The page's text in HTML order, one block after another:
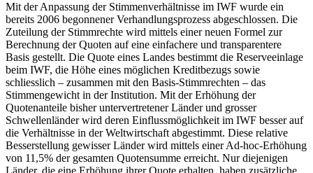
Mit der Anpassung der Stimmenverhältnisse im IWF wurde ein
bereits 2006 begonnener Verhandlungsprozess abgeschlossen. Die
Zuteilung der Stimmrechte wird mittels einer neuen Formel zur
Berechnung der Quoten auf eine einfachere und transparentere
Basis gestellt. Die Quote eines Landes bestimmt die Reserveeinlage
beim IWF, die Höhe eines möglichen Kreditbezugs sowie
schliesslich – zusammen mit den Basis-Stimmrechten – das
Stimmengewicht in der Institution. Mit der Erhöhung der
Quotenanteile bisher untervertretener Länder und grosser
Schwellenländer wird deren Einflussmöglichkeit im IWF besser auf
die Verhältnisse in der Weltwirtschaft abgestimmt. Diese relative
Besserstellung gewisser Länder wird mittels einer Ad-hoc-Erhöhung
von 11,5% der gesamten Quotensumme erreicht. Nur diejenigen
Länder, die eine Erhöhung ihrer Quote erhalten, haben zusätzliche